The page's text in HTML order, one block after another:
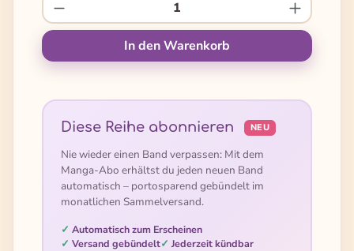
In den Warenkorb
Diese Reihe abonnieren NEU
Nie wieder einen Band verpassen: Mit dem
Manga-Abo erhältst du jeden neuen Band
automatisch – portosparend gebündelt im
monatlichen Sammelversand.
Automatisch zum Erscheinen
Versand gebündelt
Jederzeit kündbar